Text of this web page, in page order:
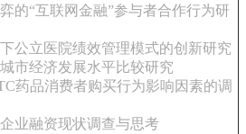
的“互联网金融”参与者合作行为研
公立医院绩效管理模式的创新研究
市经济发展水平比较研究
药品消费者购买行为影响因素的调
业融资现状调查与思考